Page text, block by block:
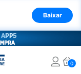
Baixar
0